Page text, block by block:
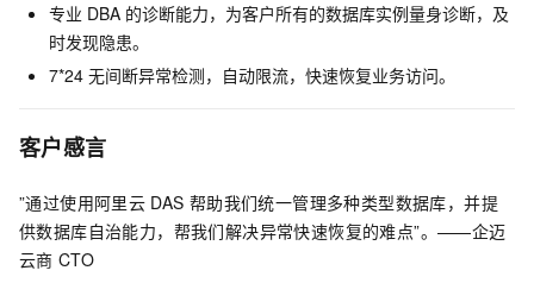
专业 DBA 的诊断能力，为客户所有的数据库实例量身诊断，及
时发现隐患。
7*24 无间断异常检测，自动限流，快速恢复业务访问。
客户感言
”通过使用阿里云 DAS 帮助我们统一管理多种类型数据库，并提
供数据库自治能力，帮我们解决异常快速恢复的难点”。——企迈
云商 CTO